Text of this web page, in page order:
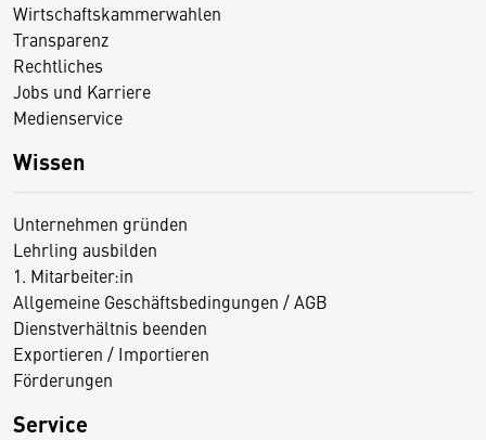
Wirtschaftskammerwahlen
Transparenz
Rechtliches
Jobs und Karriere
Medienservice
Wissen
Unternehmen gründen
Lehrling ausbilden
1. Mitarbeiter:in
Allgemeine Geschäftsbedingungen / AGB
Dienstverhältnis beenden
Exportieren / Importieren
Förderungen
Service